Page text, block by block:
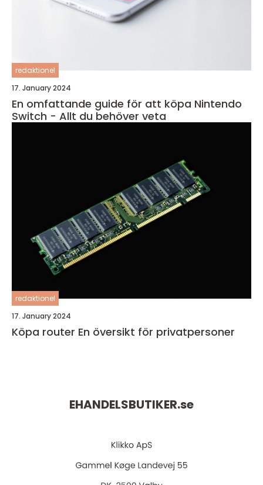
redaktionel
17. January 2024
En omfattande guide för att köpa Nintendo
Switch - Allt du behöver veta
redaktionel
17. January 2024
Köpa router En översikt för privatpersoner
EHANDELSBUTIKER.se